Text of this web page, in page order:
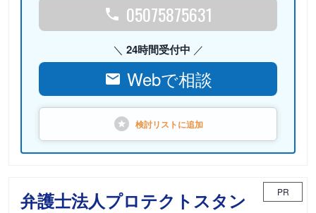
05075875631
24時間受付中
Webで相談
検討リストに追加
弁護士法人プロテクトスタン
PR